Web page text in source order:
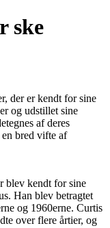
ske
der er kendt for sine
og udstillet sine
af deres
bred vifte af
blev kendt for sine
Han blev betragtet
og 1960erne. Curtis
over flere årtier, og